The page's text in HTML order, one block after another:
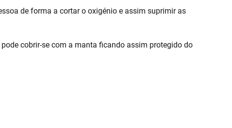
de forma a cortar o oxigénio e assim suprimir as
cobrir-se com a manta ficando assim protegido do